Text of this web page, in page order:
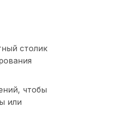
столик
чтобы
или